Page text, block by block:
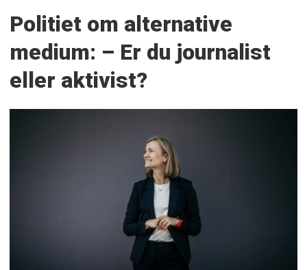
Politiet om alternative
medium: – Er du journalist
eller aktivist?